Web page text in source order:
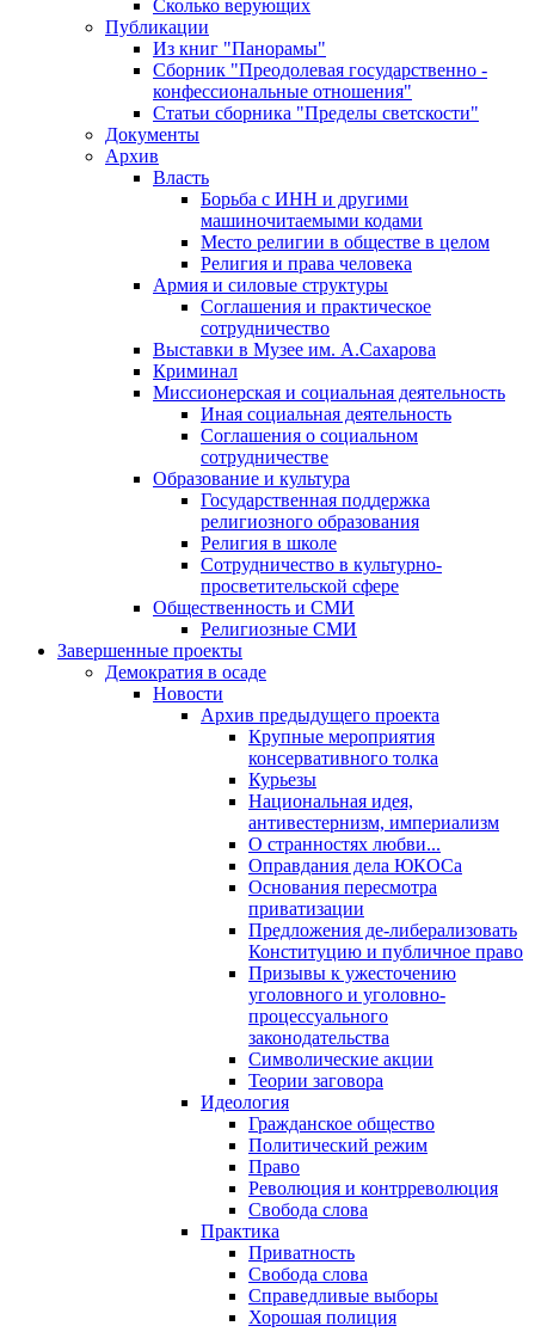
Сколько верующих
Публикации
Из книг "Панорамы"
Сборник "Преодолевая государственно -
конфессиональные отношения"
Статьи сборника "Пределы светскости"
Документы
Архив
Власть
Борьба с ИНН и другими
машиночитаемыми кодами
Место религии в обществе в целом
Религия и права человека
Армия и силовые структуры
Соглашения и практическое
сотрудничество
Выставки в Музее им. А.Сахарова
Криминал
Миссионерская и социальная деятельность
Иная социальная деятельность
Соглашения о социальном
сотрудничестве
Образование и культура
Государственная поддержка
религиозного образования
Религия в школе
Сотрудничество в культурно-
просветительской сфере
Общественность и СМИ
Религиозные СМИ
Завершенные проекты
Демократия в осаде
Новости
Архив предыдущего проекта
Крупные мероприятия
консервативного толка
Курьезы
Национальная идея,
антивестернизм, империализм
О странностях любви...
Оправдания дела ЮКОСа
Основания пересмотра
приватизации
Предложения де-либерализовать
Конституцию и публичное право
Призывы к ужесточению
уголовного и уголовно-
процессуального
законодательства
Символические акции
Теории заговора
Идеология
Гражданское общество
Политический режим
Право
Революция и контрреволюция
Свобода слова
Практика
Приватность
Свобода слова
Справедливые выборы
Хорошая полиция